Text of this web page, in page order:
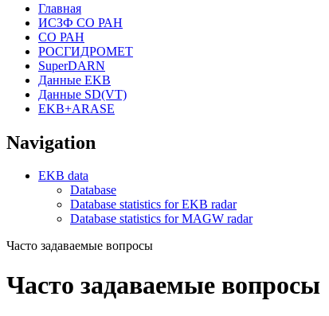
Главная
ИСЗФ СО РАН
СО РАН
РОСГИДРОМЕТ
SuperDARN
Данные EKB
Данные SD(VT)
EKB+ARASE
Navigation
EKB data
Database
Database statistics for EKB radar
Database statistics for MAGW radar
Часто задаваемые вопросы
Часто задаваемые вопросы